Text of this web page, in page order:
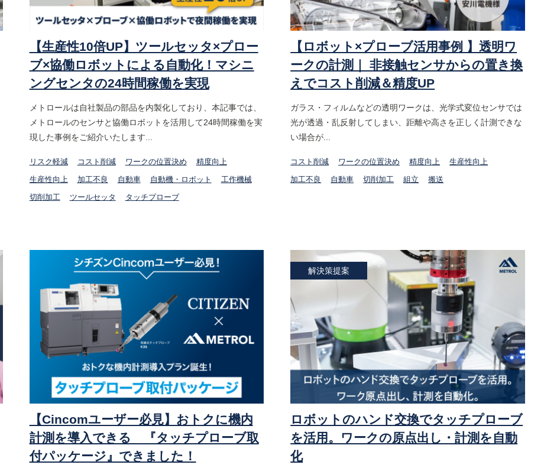
【生産性10倍UP】ツールセッタ×プロー
ブ×協働ロボットによる自動化！マシニ
ングセンタの24時間稼働を実現
メトロールは自社製品の部品を内製化しており、本記事では、
メトロールのセンサと協働ロボットを活用して24時間稼働を実
現した事例をご紹介いたします...
リスク軽減 コスト削減 ワークの位置決め
精度向上
生産性向上
加工不良 自動車 自動機・ロボット
工作機械
切削加工
ツールセッタ タッチプローブ
【ロボット×プローブ活用事例 】透明ワ
ークの計測｜ 非接触センサからの置き換
えでコスト削減＆精度UP
ガラス・フィルムなどの透明ワークは、光学式変位センサでは
光が透過・乱反射してしまい、距離や高さを正しく計測できな
い場合が...
コスト削減 ワークの位置決め 精度向上
生産性向上
加工不良
自動車 切削加工 組立 搬送
【Cincomユーザー必見】おトクに機内
計測を導入できる 『タッチプローブ取
付パッケージ』できました！
解決策提案
ロボットのハンド交換でタッチプローブ
を活用。ワークの原点出し・計測を自動
化